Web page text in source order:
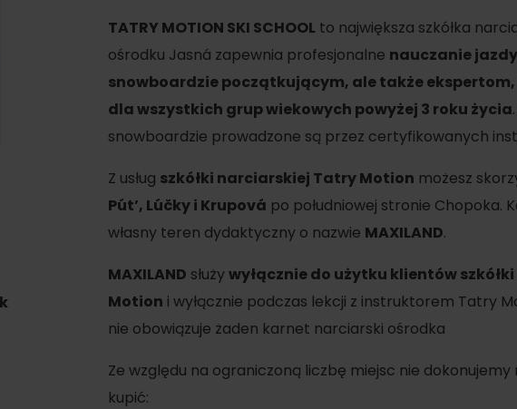
for this source.
TATRY MOTION SKI SCHOOL to największa szkółka
ośrodku Jasná zapewnia profesjonalne nauczanie
snowboardzie początkującym, ale także
dla wszystkich grup wiekowych powyżej 3 roku życia
snowboardzie prowadzone są przez certyfikowanych
Z usług szkółki narciarskiej Tatry Motion możesz
Pút’, Lúčky i Krupová po południowej stronie Chopoka.
własny teren dydaktyczny o nazwie MAXILAND.
MAXILAND służywyłącznie do użytku klientów
Motion i wyłącznie podczas lekcji z instruktorem Tatry
nie obowiązuje żaden karnet narciarski ośrodka
Ze względu na ograniczoną liczbę miejsc nie
kupić: